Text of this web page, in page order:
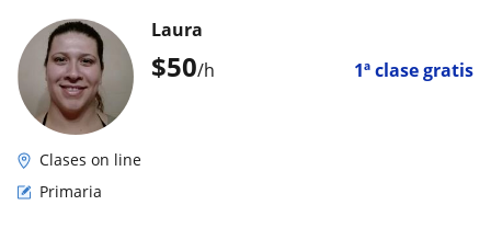
$50/h 1ª clase gratis
Laura
Clases on line
Primaria